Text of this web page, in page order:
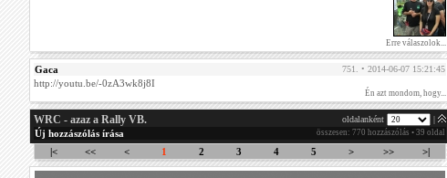
Erre válaszolok...
Gaca 751. • 2014-06-07 15:21:45
http://youtu.be/-0zA3wk8j8I
Én azt mondom, hogy...
WRC - azaz a Rally VB. oldalanként |
Új hozzászólás írása összesen: 770 hozzászólás • 39 oldal
|< << < 1 2 3 4 5 > >> >|